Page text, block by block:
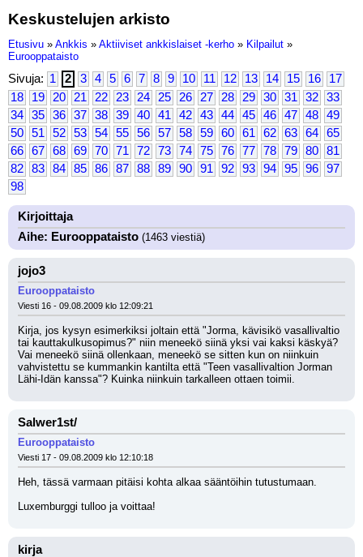
Keskustelujen arkisto
Etusivu » Ankkis » Aktiiviset ankkislaiset -kerho » Kilpailut »
Eurooppataisto
Sivuja: 1 2 3 4 5 6 7 8 9 10 11 12 13 14 15 16
17
18
19 20 21 22 23 24 25 26 27 28 29 30 31 32
33
34
35 36 37 38 39 40 41 42 43 44 45 46 47 48
49
50
51 52 53 54 55 56 57 58 59 60 61 62 63 64
65
66
67 68 69 70 71 72 73 74 75 76 77 78 79 80
81
82
83 84 85 86 87 88 89 90 91 92 93 94 95 96
97
98
Kirjoittaja
Aihe: Eurooppataisto (1463 viestiä)
jojo3
Eurooppataisto
Viesti 16 - 09.08.2009 klo 12:09:21
Kirja, jos kysyn esimerkiksi joltain että "Jorma, kävisikö vasallivaltio
tai kauttakulkusopimus?" niin meneekö siinä yksi vai kaksi käskyä?
Vai meneekö siinä ollenkaan, meneekö se sitten kun on niinkuin
vahvistettu se kummankin kantilta että "Teen vasallivaltion Jorman
Lähi-Idän kanssa"? Kuinka niinkuin tarkalleen ottaen toimii.
Salwer1st/
Eurooppataisto
Viesti 17 - 09.08.2009 klo 12:10:18
Heh, tässä varmaan pitäisi kohta alkaa sääntöihin tutustumaan.
Luxemburggi tulloo ja voittaa!
kirja